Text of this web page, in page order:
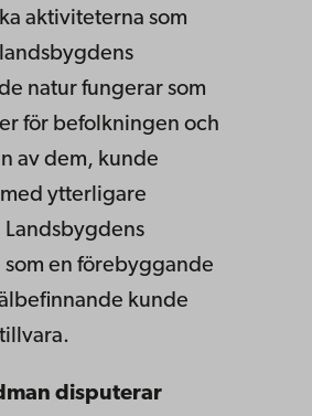
aktiviteterna som
natur fungerar som
för befolkningen och
av dem, kunde
ytterligare
som en förebyggande
kunde
disputerar